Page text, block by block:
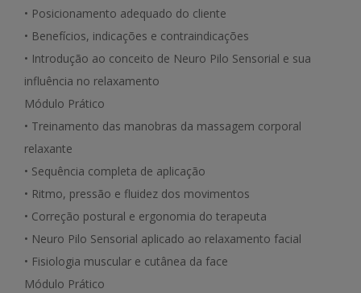
• Posicionamento adequado do cliente
• Benefícios, indicações e contraindicações
• Introdução ao conceito de Neuro Pilo Sensorial e sua
influência no relaxamento
Módulo Prático
• Treinamento das manobras da massagem corporal
relaxante
• Sequência completa de aplicação
• Ritmo, pressão e fluidez dos movimentos
• Correção postural e ergonomia do terapeuta
• Neuro Pilo Sensorial aplicado ao relaxamento facial
• Fisiologia muscular e cutânea da face
Módulo Prático